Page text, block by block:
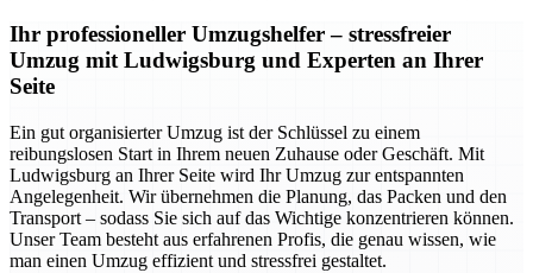
Ihr professioneller Umzugshelfer – stressfreier
Umzug mit Ludwigsburg und Experten an Ihrer
Seite
Ein gut organisierter Umzug ist der Schlüssel zu einem
reibungslosen Start in Ihrem neuen Zuhause oder Geschäft. Mit
Ludwigsburg an Ihrer Seite wird Ihr Umzug zur entspannten
Angelegenheit. Wir übernehmen die Planung, das Packen und den
Transport – sodass Sie sich auf das Wichtige konzentrieren können.
Unser Team besteht aus erfahrenen Profis, die genau wissen, wie
man einen Umzug effizient und stressfrei gestaltet.